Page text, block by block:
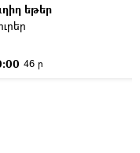
եթեր
46 ր